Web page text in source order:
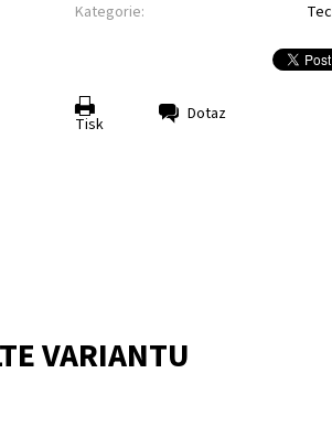
Kategorie:
Tisk Dotaz
VARIANTU